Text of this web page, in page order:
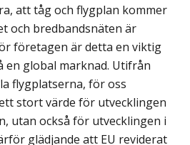
att tåg och flygplan kommer
och bredbandsnäten är
företagen är detta en viktig
global marknad. Utifrån
flygplatserna, för oss
stort värde för utvecklingen
utan också för utvecklingen i
glädjande att EU reviderat